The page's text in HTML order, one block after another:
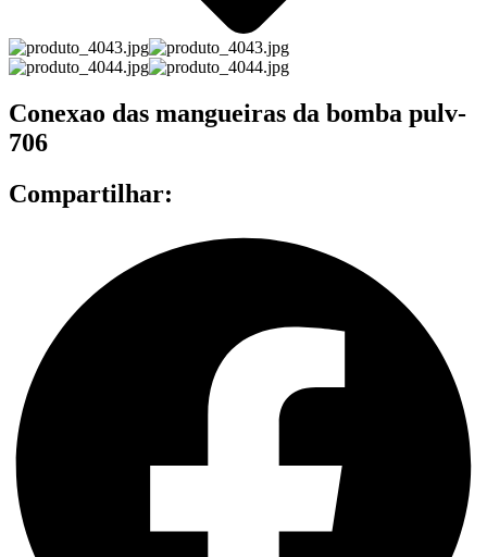
Conexao das mangueiras da bomba pulv-
706
Compartilhar: